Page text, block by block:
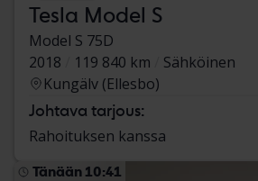
Tesla Model S
Model S 75D
2018
119 840 km
Sähköinen
Kungälv (Ellesbo)
Johtava tarjous:
Rahoituksen kanssa
Tänään 10:41